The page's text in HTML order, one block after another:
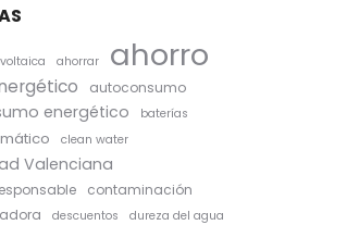
ahorrar ahorro
autoconsumo
energético baterías
clean water
Valenciana
contaminación
descuentos dureza del agua